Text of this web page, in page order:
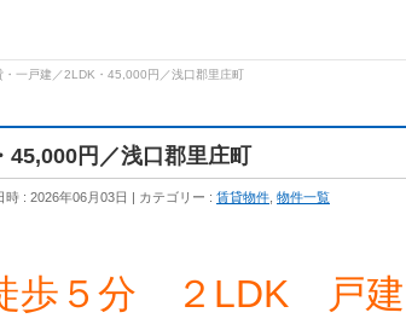
・一戸建／2LDK・45,000円／浅口郡里庄町
円／浅口郡里庄町
時 : 2026年06月03日 カテゴリー : 賃貸物件 物件一覧
歩５分 ２LDK 戸建